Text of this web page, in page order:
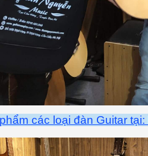
các loại đàn Guitar tại: